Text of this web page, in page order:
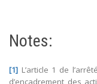
Notes:
[1] L’article 1 de
d’encadrement des